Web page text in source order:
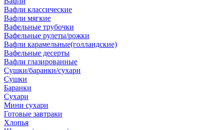
Вафли классические
Вафли мягкие
Вафельные трубочки
Вафельные рулеты/рожки
Вафли карамельные(голландские)
Вафельные десерты
Вафли глазированные
Сушки/баранки/сухари
Сушки
Баранки
Сухари
Мини сухари
Готовые завтраки
Хлопья